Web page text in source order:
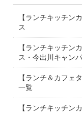
【ランチキッチ
ス
【ランチキッチ
ス・今出川キャン
【ランチ＆カフェ
一覧
【ランチキッチン